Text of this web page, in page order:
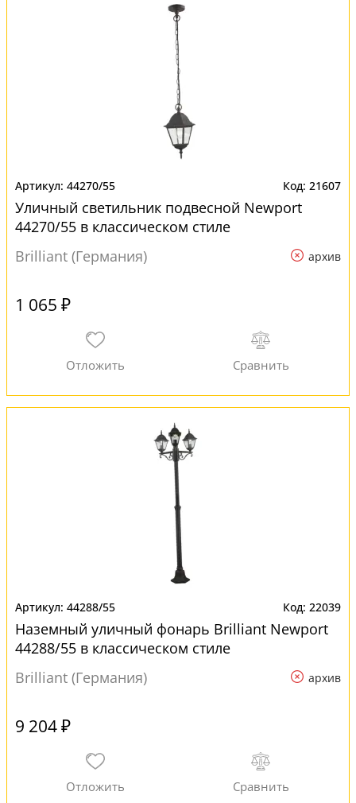
44270/55 21607
Уличный светильник подвесной Newport
44270/55 в классическом стиле
Brilliant (Германия)
архив
1 065 ₽
44288/55 22039
Наземный уличный фонарь Brilliant Newport
44288/55 в классическом стиле
Brilliant (Германия)
архив
9 204 ₽